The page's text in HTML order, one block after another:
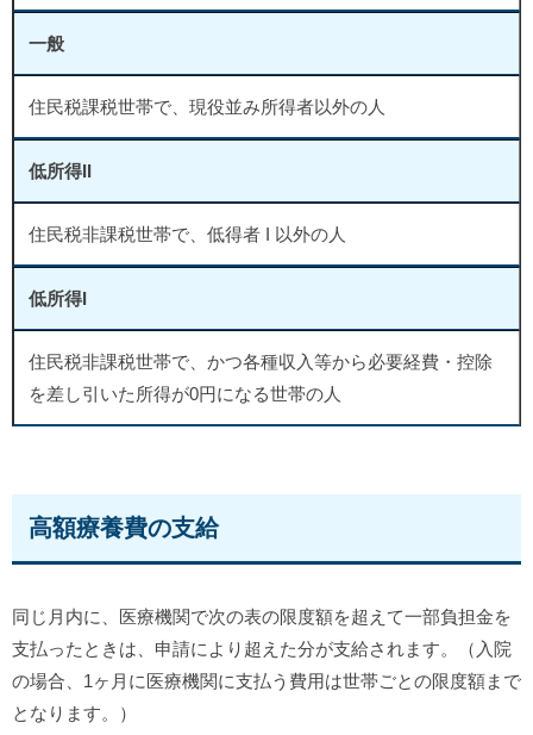
一般
住民税課税世帯で、現役並み所得者以外の人
低所得II
住民税非課税世帯で、低得者 I 以外の人
低所得I
住民税非課税世帯で、かつ各種収入等から必要経費・控除
を差し引いた所得が0円になる世帯の人
高額療養費の支給
同じ月内に、医療機関で次の表の限度額を超えて一部負担金を
支払ったときは、申請により超えた分が支給されます。（入院
の場合、1ヶ月に医療機関に支払う費用は世帯ごとの限度額まで
となります。）